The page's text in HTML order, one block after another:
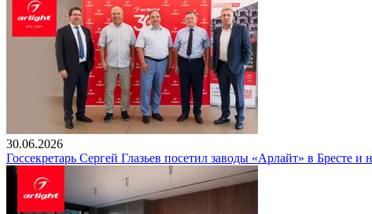
30.06.2026
Госсекретарь Сергей Глазьев посетил заводы «Арлайт» в Бресте